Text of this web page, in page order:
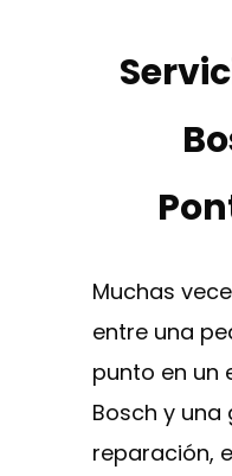
Muchas
entre una
punto en un
Bosch y
reparación,